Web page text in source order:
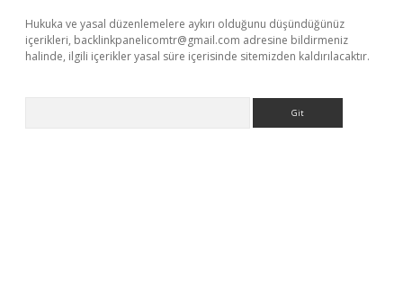
Hukuka ve yasal düzenlemelere aykırı olduğunu düşündüğünüz
içerikleri, backlinkpanelicomtr@gmail.com adresine bildirmeniz
halinde, ilgili içerikler yasal süre içerisinde sitemizden kaldırılacaktır.